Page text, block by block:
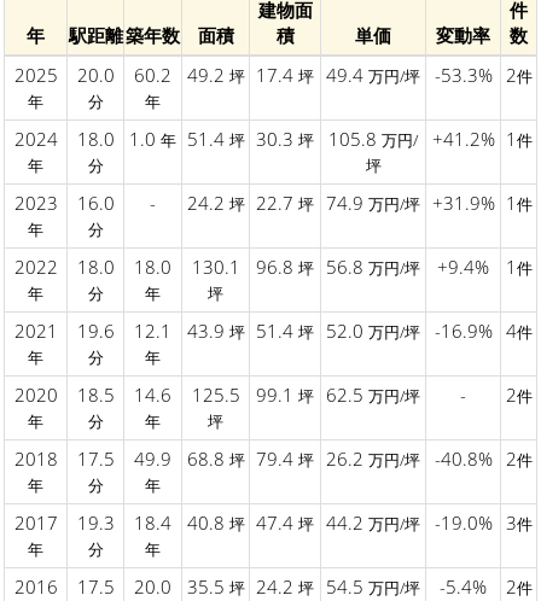
年 駅距離築年数 面積
建物面
積
単価 変動率
件
数
2025
年
20.0
分
60.2
年
49.2 坪 17.4 坪 49.4 万円/坪 -53.3% 2件
2024
年
18.0
分
1.0 年 51.4 坪 30.3 坪 105.8 万円/
坪
+41.2% 1 件
2023
年
16.0
分
- 24.2 坪 22.7 坪 74.9 万円/坪 +31.9% 1 件
2022
年
18.0
分
18.0
年
130.1
坪
96.8 坪 56.8 万円/坪 +9.4% 1 件
2021
年
19.6
分
12.1
年
43.9 坪 51.4 坪 52.0 万円/坪 -16.9% 4件
2020
年
18.5
分
14.6
年
125.5
坪
99.1 坪 62.5 万円/坪 - 2件
2018
年
17.5
分
49.9
年
68.8 坪 79.4 坪 26.2 万円/坪 -40.8% 2件
2017
年
19.3
分
18.4
年
40.8 坪 47.4 坪 44.2 万円/坪 -19.0% 3件
2016 17.5 20.0 35.5 坪 24.2 坪 54.5 万円/坪 -5.4% 2件